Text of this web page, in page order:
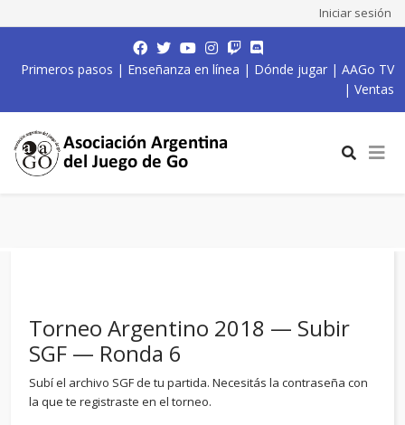
Iniciar sesión
Primeros pasos | Enseñanza en línea | Dónde jugar | AAGo TV
| Ventas
Torneo Argentino 2018 — Subir
SGF — Ronda 6
Subí el archivo SGF de tu partida. Necesitás la contraseña con
la que te registraste en el torneo.